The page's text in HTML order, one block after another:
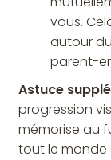
vous.
autour
parent-
Astuce
progression
mémorise au
tout le monde